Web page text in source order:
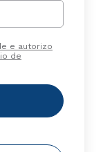
e autorizo
de